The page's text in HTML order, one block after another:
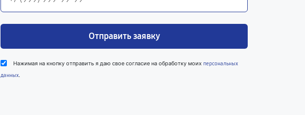
Отправить заявку
Нажимая на кнопку отправить я даю свое согласие на обработку моих персональных
данных.